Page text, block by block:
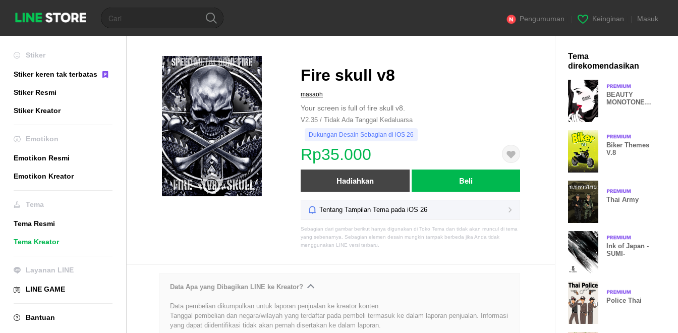
Pengumuman Keinginan Masuk
Stiker
Stiker keren tak terbatas
Stiker Resmi
Stiker Kreator
Emotikon
Emotikon Resmi
Emotikon Kreator
Tema
Tema Resmi
Tema Kreator
Layanan LINE
LINE GAME
Bantuan
Fire skull v8
masaoh
Your screen is full of fire skull v8.
V2.35 / Tidak Ada Tanggal Kedaluarsa
Dukungan Desain Sebagian di iOS 26
Rp35.000
Hadiahkan Beli
Tentang Tampilan Tema pada iOS 26
Sebagian dari gambar berikut hanya digunakan di Toko Tema dan tidak akan muncul di tema
yang sebenarnya. Sebagian elemen desain mungkin tampak berbeda jika Anda tidak
menggunakan LINE versi terbaru.
Data Apa yang Dibagikan LINE ke Kreator?
Data pembelian dikumpulkan untuk laporan penjualan ke kreator konten.
Tanggal pembelian dan negara/wilayah yang terdaftar pada pembeli termasuk ke dalam laporan penjualan. Informasi
yang dapat diidentifikasi tidak akan pernah disertakan ke dalam laporan.
Tema
direkomendasikan
BEAUTY
MONOTONE
Biker Themes
V.8
Thai Army
Ink of Japan -
SUMI-
Police Thai